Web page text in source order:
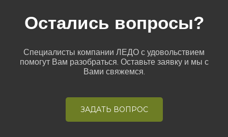
Остались вопросы?
Специалисты компании ЛЕДО с удовольствием
помогут Вам разобраться. Оставьте заявку и мы с
Вами свяжемся.
ЗАДАТЬ ВОПРОС